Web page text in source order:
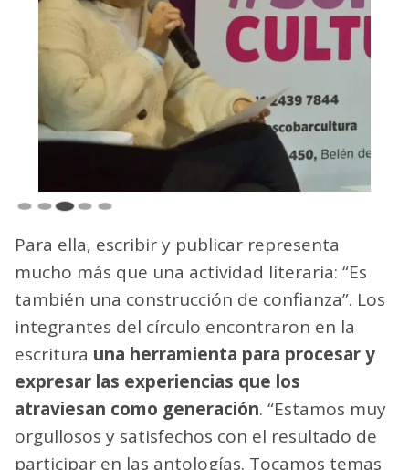
Para ella, escribir y publicar representa
mucho más que una actividad literaria: “Es
también una construcción de confianza”. Los
integrantes del círculo encontraron en la
escritura una herramienta para procesar y
expresar las experiencias que los
atraviesan como generación. “Estamos muy
orgullosos y satisfechos con el resultado de
participar en las antologías. Tocamos temas